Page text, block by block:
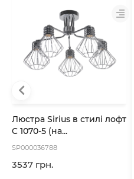
Люстра Sirius в стилі лофт
C 1070-5 (на...
SP000036788
3537 грн.